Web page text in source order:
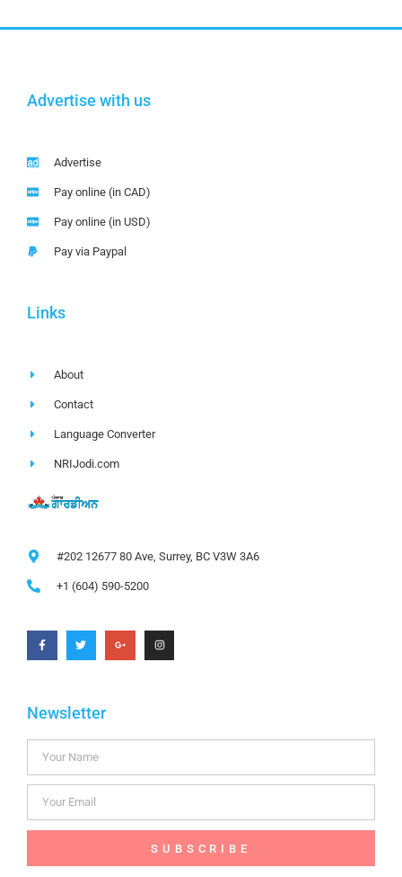
Advertise with us
Advertise
Pay online (in CAD)
Pay online (in USD)
Pay via Paypal
Links
About
Contact
Language Converter
NRIJodi.com
#202 12677 80 Ave, Surrey, BC V3W 3A6
+1 (604) 590-5200
Newsletter
SUBSCRIBE